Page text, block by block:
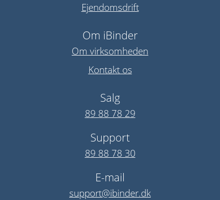
Ejendomsdrift
Om iBinder
Om virksomheden
Kontakt os
Salg
89 88 78 29
Support
89 88 78 30
E-mail
support@ibinder.dk